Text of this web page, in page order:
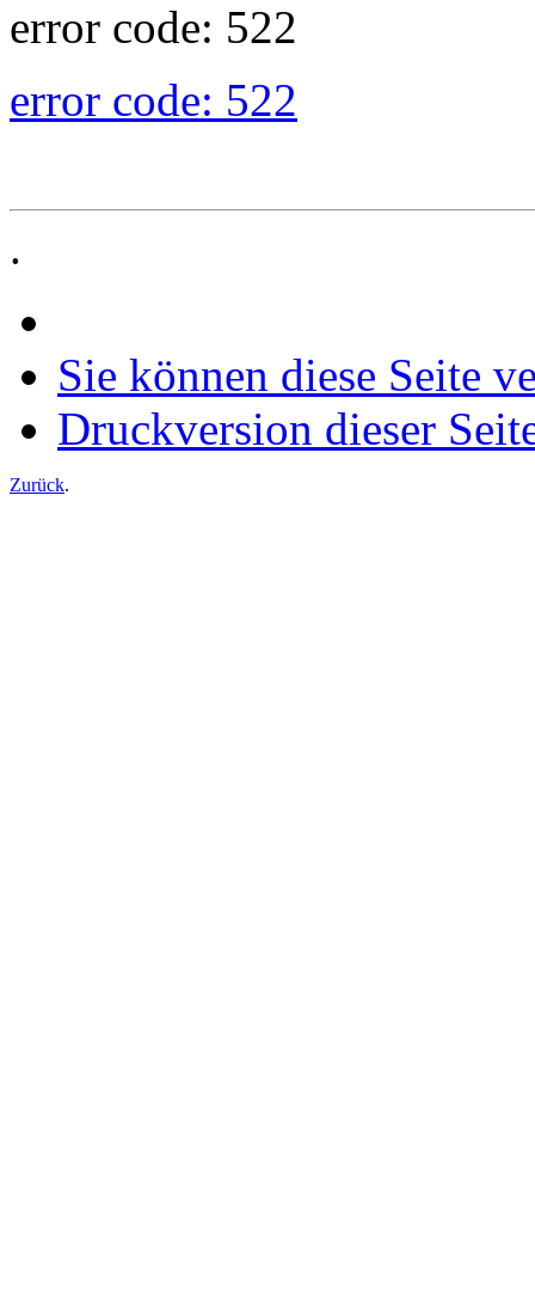
error code: 522
error code: 522
.
Sie können diese Seite
Druckversion dieser
Zurück.